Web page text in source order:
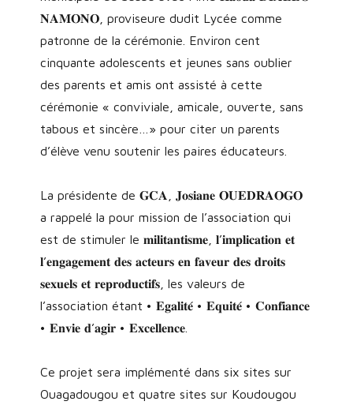
𝐍𝐀𝐌𝐎𝐍𝐎, proviseure dudit Lycée comme
patronne de la cérémonie. Environ cent
cinquante adolescents et jeunes sans oublier
des parents et amis ont assisté à cette
cérémonie « conviviale, amicale, ouverte, sans
tabous et sincère…» pour citer un parents
d’élève venu soutenir les paires éducateurs.
La présidente de 𝐆𝐂𝐀, 𝐉𝐨𝐬𝐢𝐚𝐧𝐞 𝐎𝐔𝐄𝐃𝐑𝐀𝐎𝐆𝐎
a rappelé la pour mission de l’association qui
est de stimuler le 𝐦𝐢𝐥𝐢𝐭𝐚𝐧𝐭𝐢𝐬𝐦𝐞, 𝐥’𝐢𝐦𝐩𝐥𝐢𝐜𝐚𝐭𝐢𝐨𝐧 𝐞𝐭
𝐥’𝐞𝐧𝐠𝐚𝐠𝐞𝐦𝐞𝐧𝐭 𝐝𝐞𝐬 𝐚𝐜𝐭𝐞𝐮𝐫𝐬 𝐞𝐧 𝐟𝐚𝐯𝐞𝐮𝐫 𝐝𝐞𝐬 𝐝𝐫𝐨𝐢𝐭𝐬
𝐬𝐞𝐱𝐮𝐞𝐥𝐬 𝐞𝐭 𝐫𝐞𝐩𝐫𝐨𝐝𝐮𝐜𝐭𝐢𝐟𝐬, les valeurs de
l’association étant • 𝐄𝐠𝐚𝐥𝐢𝐭𝐞́ • 𝐄𝐪𝐮𝐢𝐭𝐞́ • 𝐂𝐨𝐧𝐟𝐢𝐚𝐧𝐜𝐞
• 𝐄𝐧𝐯𝐢𝐞 𝐝’𝐚𝐠𝐢𝐫 • 𝐄𝐱𝐜𝐞𝐥𝐥𝐞𝐧𝐜𝐞.
Ce projet sera implémenté dans six sites sur
Ouagadougou et quatre sites sur Koudougou